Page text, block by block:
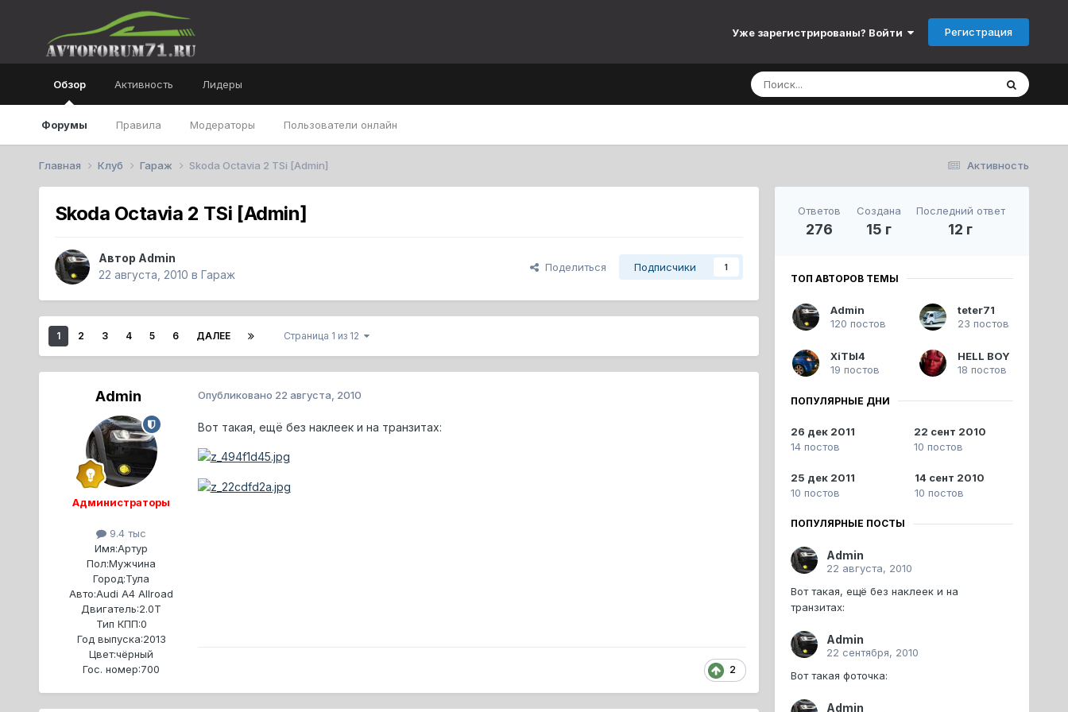
Уже зарегистрированы? Войти Регистрация
Обзор
Форумы Правила Модераторы Пользователи онлайн
Активность Лидеры
Активность
Главная Клуб Гараж Skoda Octavia 2 TSi [Admin]
Skoda Octavia 2 TSi [Admin]
Автор Admin
22 августа, 2010 в Гараж
Поделиться Подписчики 1
1 2 3 4 5 6 ДАЛЕЕ Страница 1 из 12
Admin
Администраторы
9.4 тыс
Имя:Артур
Пол:Мужчина
Город:Тула
Авто:Audi A4 Allroad
Двигатель:2.0T
Тип КПП:0
Год выпуска:2013
Цвет:чёрный
Гос. номер:700
Опубликовано 22 августа, 2010
Вот такая, ещё без наклеек и на транзитах:
2
Ответов
276
Создана
15 г
Последний ответ
12 г
ТОП АВТОРОВ ТЕМЫ
Admin
120 постов
teter71
23 постов
XiTbI4
19 постов
HELL BOY
18 постов
ПОПУЛЯРНЫЕ ДНИ
26 дек 2011
14 постов
22 сент 2010
10 постов
25 дек 2011
10 постов
14 сент 2010
10 постов
ПОПУЛЯРНЫЕ ПОСТЫ
Admin
22 августа, 2010
Вот такая, ещё без наклеек и на
транзитах:
Admin
22 сентября, 2010
Вот такая фоточка:
Admin